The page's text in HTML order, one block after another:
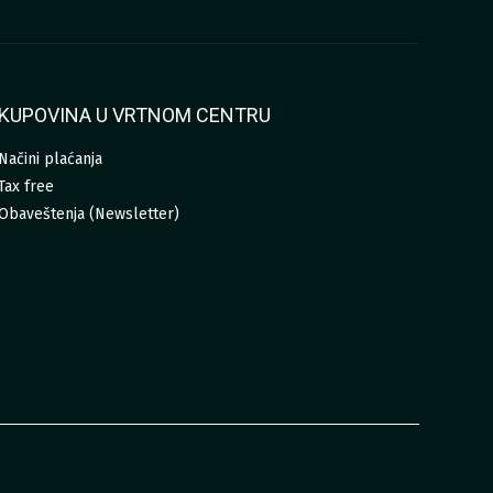
U VRTNOM CENTRU
plaćanja
free
(Newsletter)